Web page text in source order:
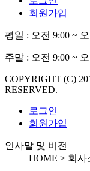
회원가입
평일 : 오전 9:00 ~
주말 : 오전 9:00 ~
COPYRIGHT (C)
RESERVED.
로그인
회원가입
인사말 및 비전
HOME > 회사